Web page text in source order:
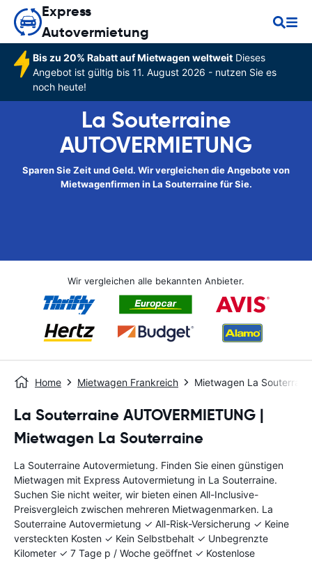
Express
Autovermietung
Bis zu 20% Rabatt auf Mietwagen weltweitDieses
Angebot ist gültig bis 11. August 2026 - nutzen Sie es
noch heute!
La Souterraine
AUTOVERMIETUNG
Sparen Sie Zeit und Geld. Wir vergleichen die Angebote von
Mietwagenfirmen in La Souterraine für Sie.
Wir vergleichen alle bekannten Anbieter.
Home Mietwagen Frankreich Mietwagen La
La Souterraine AUTOVERMIETUNG |
Mietwagen La Souterraine
La Souterraine Autovermietung. Finden Sie einen günstigen
Mietwagen mit Express Autovermietung in La Souterraine.
Suchen Sie nicht weiter, wir bieten einen All-Inclusive-
Preisvergleich zwischen mehreren Mietwagenmarken. La
Souterraine Autovermietung ✓ All-Risk-Versicherung ✓ Keine
versteckten Kosten ✓ Kein Selbstbehalt ✓ Unbegrenzte
Kilometer ✓ 7 Tage p / Woche geöffnet ✓ Kostenlose